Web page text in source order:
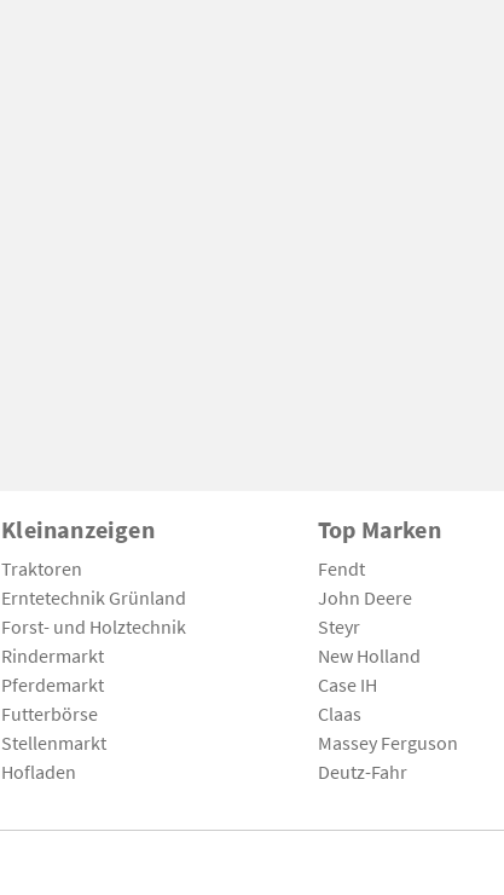
Kleinanzeigen
Traktoren
Erntetechnik Grünland
Forst- und Holztechnik
Rindermarkt
Pferdemarkt
Futterbörse
Stellenmarkt
Hofladen
Top Marken
Fendt
John Deere
Steyr
New Holland
Case IH
Claas
Massey Ferguson
Deutz-Fahr